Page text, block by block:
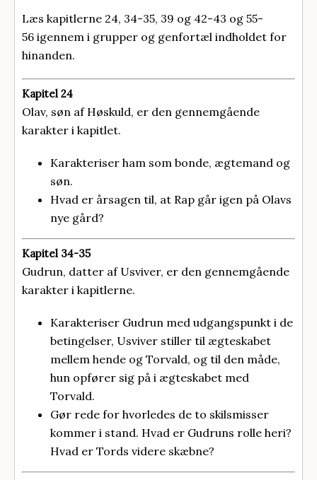
Læs kapitlerne 24, 34-35, 39 og 42-43 og 55-
56 igennem i grupper og genfortæl indholdet for
hinanden.
Kapitel 24
Olav, søn af Høskuld, er den gennemgående
karakter i kapitlet.
Karakteriser ham som bonde, ægtemand og
søn.
Hvad er årsagen til, at Rap går igen på Olavs
nye gård?
Kapitel 34-35
Gudrun, datter af Usviver, er den gennemgående
karakter i kapitlerne.
Karakteriser Gudrun med udgangspunkt i de
betingelser, Usviver stiller til ægteskabet
mellem hende og Torvald, og til den måde,
hun opfører sig på i ægteskabet med
Torvald.
Gør rede for hvorledes de to skilsmisser
kommer i stand. Hvad er Gudruns rolle heri?
Hvad er Tords videre skæbne?